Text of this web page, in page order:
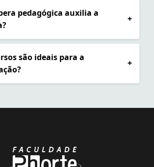
pedagógica auxilia a
+
são ideais para a
+